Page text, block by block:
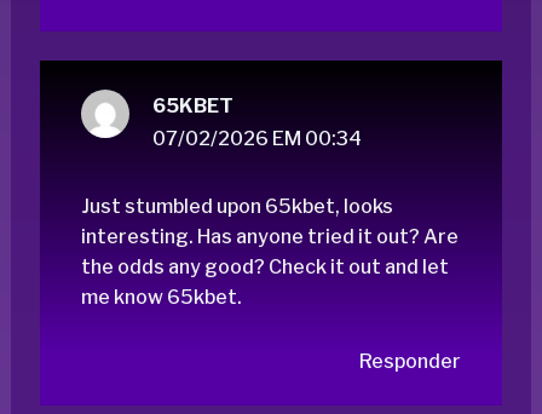
65KBET
07/02/2026 EM 00:34
Just stumbled upon 65kbet, looks
interesting. Has anyone tried it out? Are
the odds any good? Check it out and let
me know 65kbet.
Responder